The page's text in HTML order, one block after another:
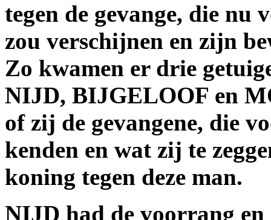
tegen de gevange, die nu
zou verschijnen en zijn
Zo kwamen er drie
NIJD, BIJGELOOF en
of zij de gevangene, die
kenden en wat zij te
koning tegen deze man.
NIJD had de voorrang